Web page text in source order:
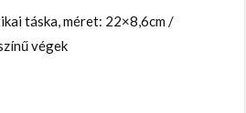
táska, méret: 22×8,6cm /
végek